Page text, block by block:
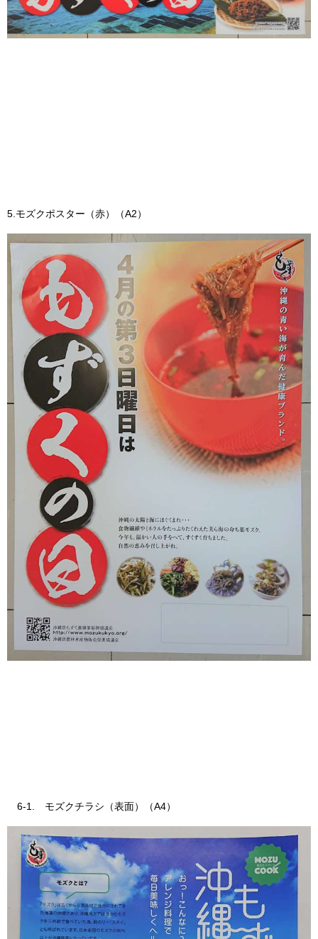
5.モズクポスター（赤）（A2）
6-1. モズクチラシ（表面）（A4）